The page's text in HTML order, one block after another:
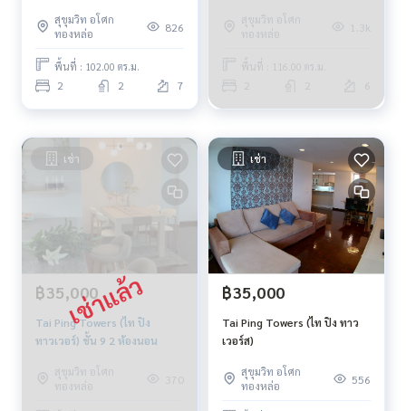
สุขุมวิท อโศก
ทองหล่อ
826
พื้นที่ : 102.00 ตร.ม.
2 2 7
สุขุมวิท อโศก
ทองหล่อ
1.3k
พื้นที่ : 116.00 ตร.ม.
6
เช่า
฿35,000
Tai Ping Towers (ไท ปิง
ทาวเวอร์) ชั้น 9 2 ห้องนอน
สุขุมวิท อโศก
ทองหล่อ
370
เช่า
฿35,000
Tai Ping Towers (ไท ปิง ทาว
เวอร์ส)
สุขุมวิท อโศก
ทองหล่อ
556